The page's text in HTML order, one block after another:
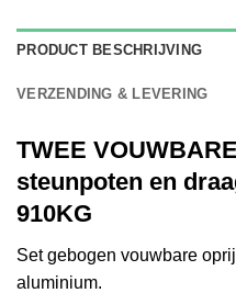
PRODUCT BESCHRIJVING
VERZENDING & LEVERING
TWEE
steunpoten en
910KG
Set gebogen vouwbare
aluminium.